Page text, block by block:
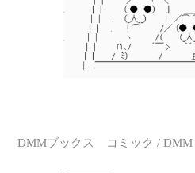
DMMブックス コミック /